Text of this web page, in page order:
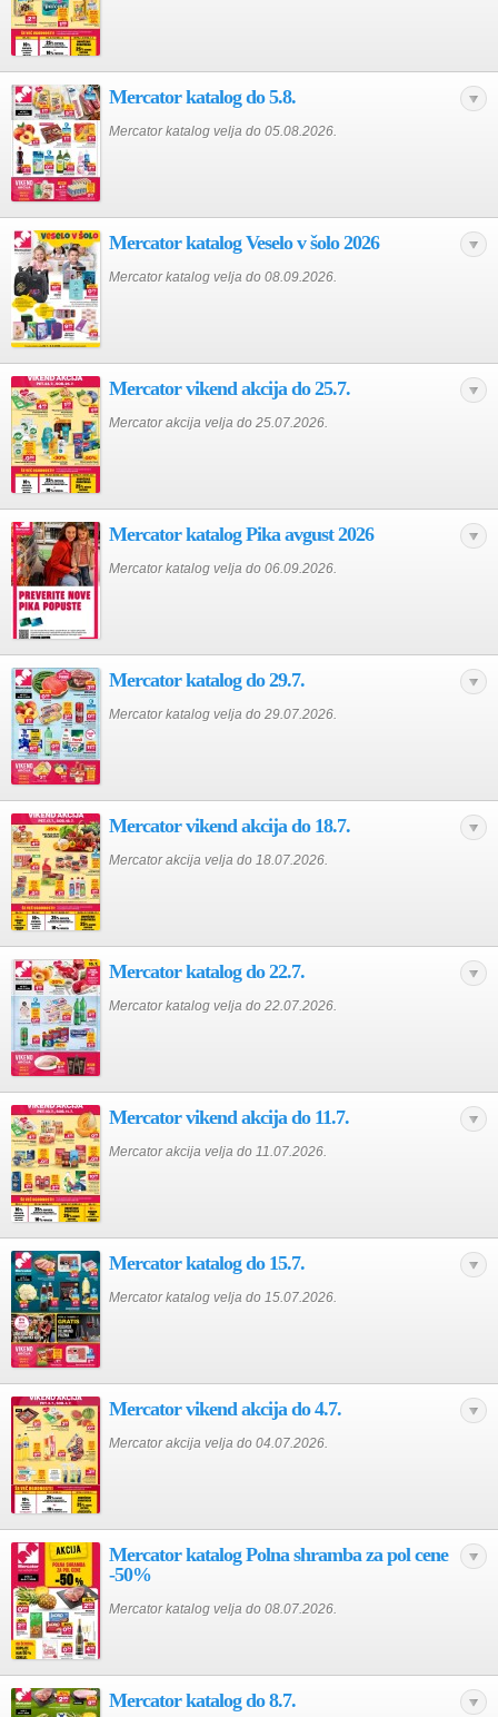
Mercator katalog do 5.8.
Mercator katalog velja do 05.08.2026.
Mercator katalog Veselo v šolo 2026
Mercator katalog velja do 08.09.2026.
Mercator vikend akcija do 25.7.
Mercator akcija velja do 25.07.2026.
Mercator katalog Pika avgust 2026
Mercator katalog velja do 06.09.2026.
Mercator katalog do 29.7.
Mercator katalog velja do 29.07.2026.
Mercator vikend akcija do 18.7.
Mercator akcija velja do 18.07.2026.
Mercator katalog do 22.7.
Mercator katalog velja do 22.07.2026.
Mercator vikend akcija do 11.7.
Mercator akcija velja do 11.07.2026.
Mercator katalog do 15.7.
Mercator katalog velja do 15.07.2026.
Mercator vikend akcija do 4.7.
Mercator akcija velja do 04.07.2026.
Mercator katalog Polna shramba za pol cene
-50%
Mercator katalog velja do 08.07.2026.
Mercator katalog do 8.7.